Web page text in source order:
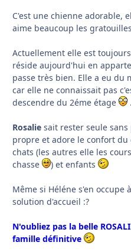
C'est une chienne adorable,
aime beaucoup les
Actuellement elle est
réside aujourd'hui en
passe très bien. Elle a eu du
car elle ne connaissait pas
descendre du 2éme étage
.
Rosalie sait rester seule sans
propre et adore le confort du
chats (les autres elle les
chasse
) et enfants
Même si Héléne s'en occupe
solution d'accueil :?
N'oubliez pas la belle
famille définitive